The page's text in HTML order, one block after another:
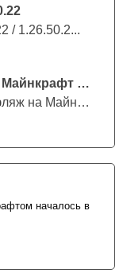
/ 1.26.50.2...
Мод на Камуфляж для Майнкрафт ПЕ
Скачайте Мод на Камуфляж на Майнкрафт...
началось в
прямо в
свой